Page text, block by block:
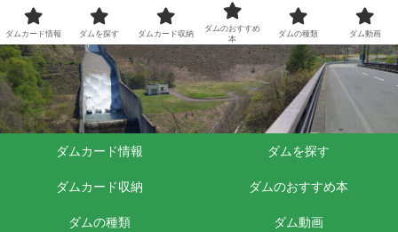
ダムくらぶ
ダムカード情報 ダムを探す
ダムカード収納 ダムのおすすめ本
ダムの種類 ダム動画
ダムカード情報 ダムを探す ダムカード収納
ダムのおすすめ
本
ダムの種類 ダム動画